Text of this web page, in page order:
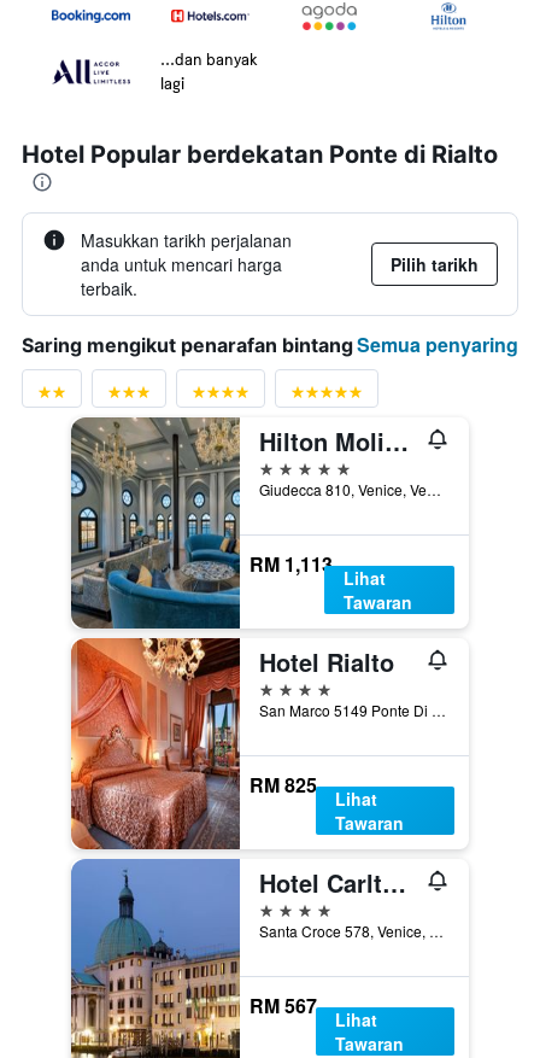
...dan banyak
lagi
Hotel Popular berdekatan Ponte di Rialto
Masukkan tarikh perjalanan
anda untuk mencari harga
terbaik.
Pilih tarikh
Saring mengikut penarafan bintangSemua penyaring
Hilton Molino Stucky Venice
5 bintang
Giudecca 810, Venice, Veneto, Itali
RM 1,113
Lihat
Tawaran
Hotel Rialto
4 bintang
San Marco 5149 Ponte Di Rialto, Venice, Veneto, Itali
RM 825
Lihat
Tawaran
Hotel Carlton On The Grand Canal
4 bintang
Santa Croce 578, Venice, Veneto, Itali
RM 567
Lihat
Tawaran